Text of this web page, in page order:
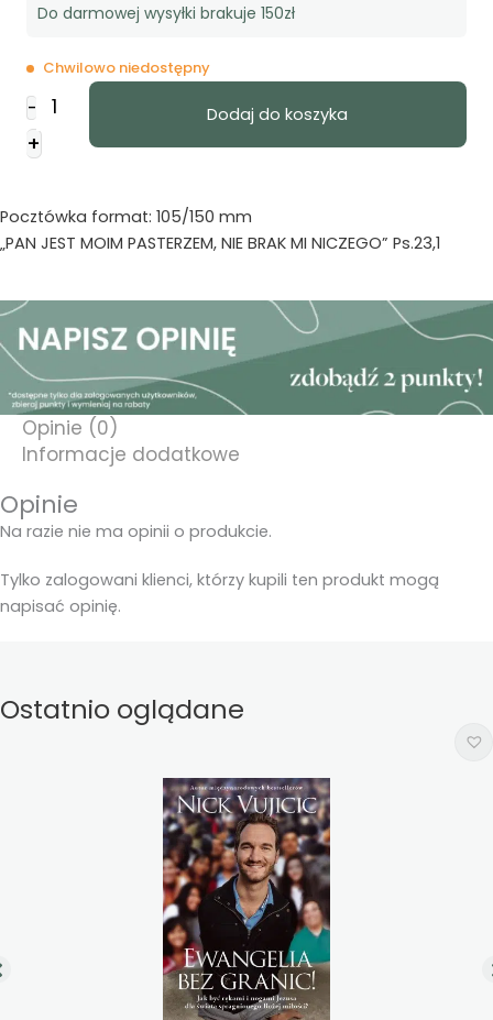
Do darmowej wysyłki brakuje 150zł
Chwilowo niedostępny
-
Kartka
promise
jest
moim
+
Dodaj do koszyka
Pocztówka format: 105/150 mm
„PAN JEST MOIM PASTERZEM, NIE BRAK MI NICZEGO” Ps.23,1
Opinie (0)
Informacje dodatkowe
Opinie
Na razie nie ma opinii o produkcie.
Tylko zalogowani klienci, którzy kupili ten produkt mogą
napisać opinię.
Ostatnio oglądane